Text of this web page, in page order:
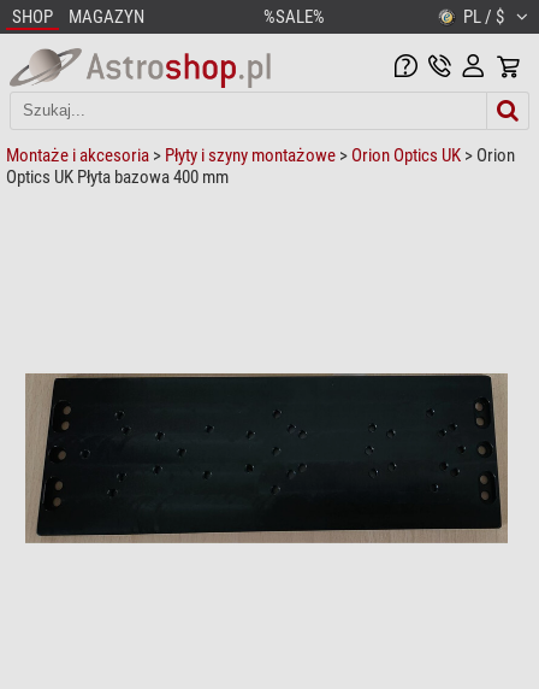
SHOP MAGAZYN %SALE% PL / $
Montaże i akcesoria > Płyty i szyny montażowe > Orion Optics UK > Orion
Optics UK Płyta bazowa 400 mm